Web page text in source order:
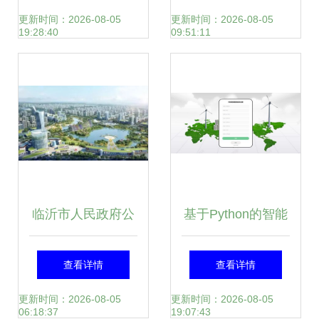
咨询的核心要素
更新时间：2026-08-05
19:28:40
幕移动DVD项目及
咨询分析
更新时间：2026-08-05
09:51:11
临沂市人民政府公
告 土地征收新进
展，涉及兰山区、
查看详情
更新时间：2026-08-05
06:18:37
基于Python的智能
废品回收预约系统
设计与实现——从
查看详情
更新时间：2026-08-05
19:07:43